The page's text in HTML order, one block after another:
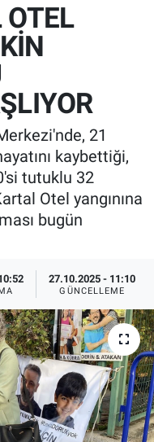
21
kaybettiği,
tutuklu 32
Otel yangınına
bugün
27.10.2025 - 11:10
GÜNCELLEME